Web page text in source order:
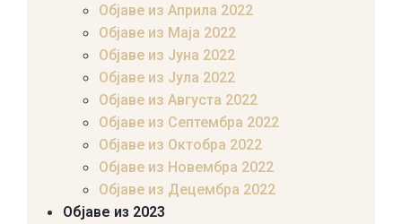
Објаве из Априла 2022
Објаве из Маја 2022
Објаве из Јуна 2022
Објаве из Јула 2022
Објаве из Августа 2022
Објаве из Септембра 2022
Објаве из Октобра 2022
Објаве из Новембра 2022
Објаве из Децембра 2022
Објаве из 2023